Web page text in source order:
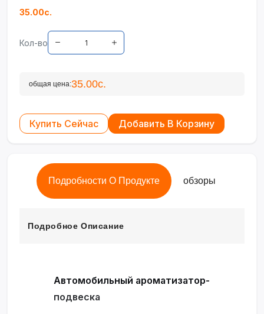
35.00с.
Кол-во
общая цена:35.00с.
Купить Сейчас Добавить В Корзину
Подробности О Продукте обзоры
Подробное Описание
Автомобильный ароматизатор-
подвеска